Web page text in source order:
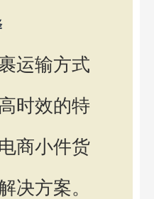
运输方式
时效的特
商小件货
决方案。